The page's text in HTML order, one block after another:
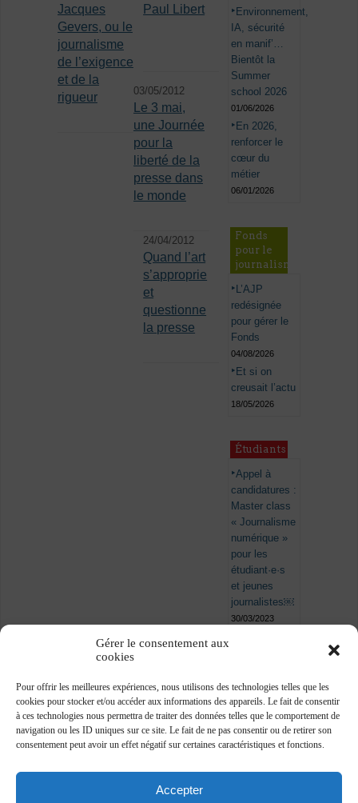
Gérer le consentement aux
cookies
Pour offrir les meilleures expériences, nous utilisons des technologies telles que les
cookies pour stocker et/ou accéder aux informations des appareils. Le fait de consentir
à ces technologies nous permettra de traiter des données telles que le comportement de
navigation ou les ID uniques sur ce site. Le fait de ne pas consentir ou de retirer son
consentement peut avoir un effet négatif sur certaines caractéristiques et fonctions.
Accepter
Jacques
Gevers, ou le
journalisme
de l’exigence
et de la
rigueur
Paul Libert
03/05/2012
Le 3 mai,
une Journée
pour la
liberté de la
presse dans
le monde
24/04/2012
Quand l’art
s’approprie
et
questionne
la presse
Environnement,
IA, sécurité
en manif’…
Bientôt la
Summer
school 2026
01/06/2026
En 2026,
renforcer le
cœur du
métier
06/01/2026
Fonds
pour le
journalisme
L’AJP
redésignée
pour gérer le
Fonds
04/08/2026
Et si on
creusait l’actu
18/05/2026
Étudiants
Appel à
candidatures :
Master class
« Journalisme
numérique »
pour les
étudiant·e·s
et jeunes
journalistes￼
30/03/2023